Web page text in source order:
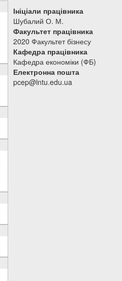
Ініціали працівника
Шубалий О. М.
Факультет працівника
2020 Факультет бізнесу
Кафедра працівника
Кафедра економіки (ФБ)
Електронна пошта
pcep@lntu.edu.ua